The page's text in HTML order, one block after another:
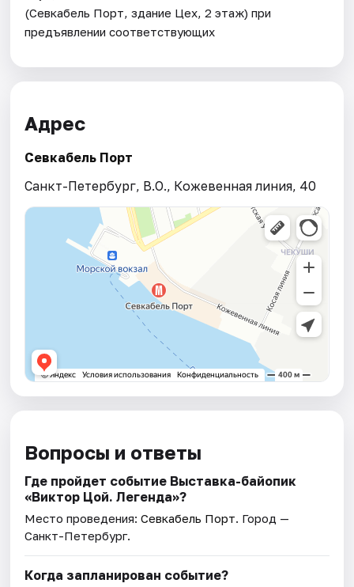
Адрес
Севкабель Порт
Санкт-Петербург, В.О., Кожевенная линия, 40
Вопросы и ответы
Где пройдет событие Выставка-байопик
«Виктор Цой. Легенда»?
Место проведения:Севкабель Порт. Город —
Санкт-Петербург.
Когда запланирован событие?